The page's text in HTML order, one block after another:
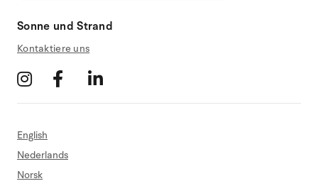
Sonne und Strand
Kontaktiere uns
English
Nederlands
Norsk